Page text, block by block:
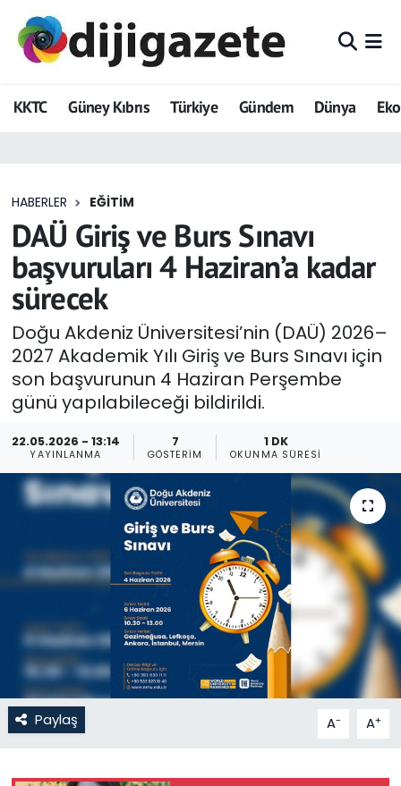
KKTC Güney Kıbrıs Türkiye Gündem Dünya
HABERLER EĞITIM
DAÜ Giriş ve Burs Sınavı
başvuruları 4 Haziran’a kadar
sürecek
Doğu Akdeniz Üniversitesi’nin (DAÜ) 2026–
2027 Akademik Yılı Giriş ve Burs Sınavı için
son başvurunun 4 Haziran Perşembe
günü yapılabileceği bildirildi.
22.05.2026 - 13:14
YAYINLANMA
7
GÖSTERIM
1 DK
OKUNMA SÜRESI
Paylaş A- A+
ADVERTORIAL
Dijigazete
Eğitim
Ekonomi
Foto Galeri
GEZİ
Güncel
Gündem
KKTC
KKTC YEREL SEÇİM 2018
Kültür Sanat
Moda
Nöbetçi Eczaneler
Hava Durumu
Trafik Durumu
Tüm Manşetler
Son Dakika Haberleri
Haber Arşivi